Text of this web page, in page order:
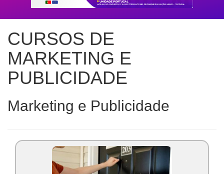
CURSOS DE
MARKETING E
PUBLICIDADE
Marketing e Publicidade